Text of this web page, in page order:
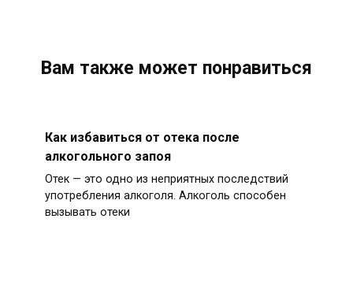
Вам также может понравиться
Как избавиться от отека после
алкогольного запоя
Отек — это одно из неприятных последствий
употребления алкоголя. Алкоголь способен
вызывать отеки